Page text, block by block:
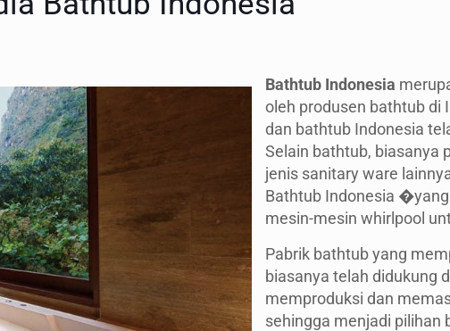
Bathtub Indonesia
oleh produsen bathtub di
dan bathtub Indonesia
Selain bathtub, biasanya
jenis sanitary ware
Bathtub Indonesia
mesin-mesin whirlpool
Pabrik bathtub yang
biasanya telah didukung
memproduksi dan
sehingga menjadi pilihan